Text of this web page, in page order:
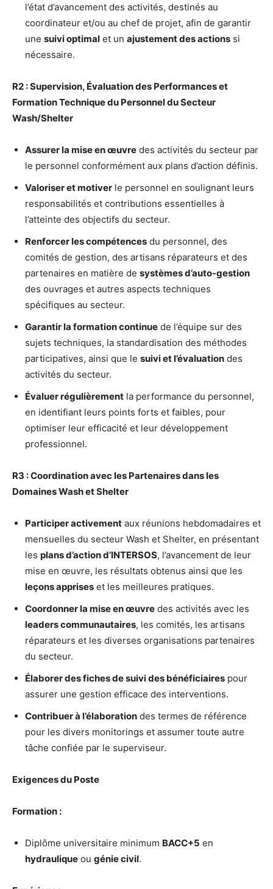
l’état d’avancement des activités, destinés au
coordinateur et/ou au chef de projet, afin de garantir
une suivi optimal et un ajustement des actions si
nécessaire.
R2 : Supervision, Évaluation des Performances et
Formation Technique du Personnel du Secteur
Wash/Shelter
Assurer la mise en œuvre des activités du secteur par
le personnel conformément aux plans d’action définis.
Valoriser et motiver le personnel en soulignant leurs
responsabilités et contributions essentielles à
l’atteinte des objectifs du secteur.
Renforcer les compétences du personnel, des
comités de gestion, des artisans réparateurs et des
partenaires en matière de systèmes d’auto-gestion
des ouvrages et autres aspects techniques
spécifiques au secteur.
Garantir la formation continue de l’équipe sur des
sujets techniques, la standardisation des méthodes
participatives, ainsi que le suivi et l’évaluation des
activités du secteur.
Évaluer régulièrement la performance du personnel,
en identifiant leurs points forts et faibles, pour
optimiser leur efficacité et leur développement
professionnel.
R3 : Coordination avec les Partenaires dans les
Domaines Wash et Shelter
Participer activement aux réunions hebdomadaires et
mensuelles du secteur Wash et Shelter, en présentant
les plans d’action d’INTERSOS, l’avancement de leur
mise en œuvre, les résultats obtenus ainsi que les
leçons apprises et les meilleures pratiques.
Coordonner la mise en œuvre des activités avec les
leaders communautaires, les comités, les artisans
réparateurs et les diverses organisations partenaires
du secteur.
Élaborer des fiches de suivi des bénéficiaires pour
assurer une gestion efficace des interventions.
Contribuer à l’élaboration des termes de référence
pour les divers monitorings et assumer toute autre
tâche confiée par le superviseur.
Exigences du Poste
Formation :
Diplôme universitaire minimum BACC+5 en
hydraulique ou génie civil.